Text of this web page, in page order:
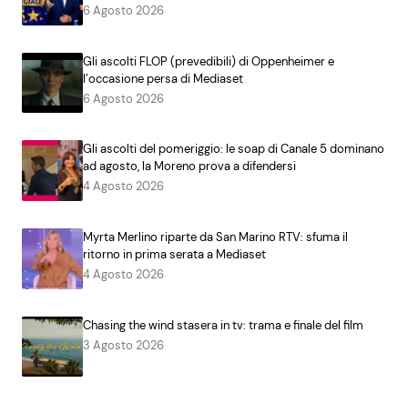
6 Agosto 2026
Gli ascolti FLOP (prevedibili) di Oppenheimer e
l’occasione persa di Mediaset
6 Agosto 2026
Gli ascolti del pomeriggio: le soap di Canale 5 dominano
ad agosto, la Moreno prova a difendersi
4 Agosto 2026
Myrta Merlino riparte da San Marino RTV: sfuma il
ritorno in prima serata a Mediaset
4 Agosto 2026
Chasing the wind stasera in tv: trama e finale del film
3 Agosto 2026